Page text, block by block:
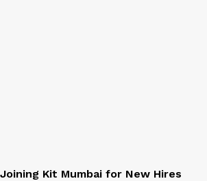
Kit Mumbai for New Hires